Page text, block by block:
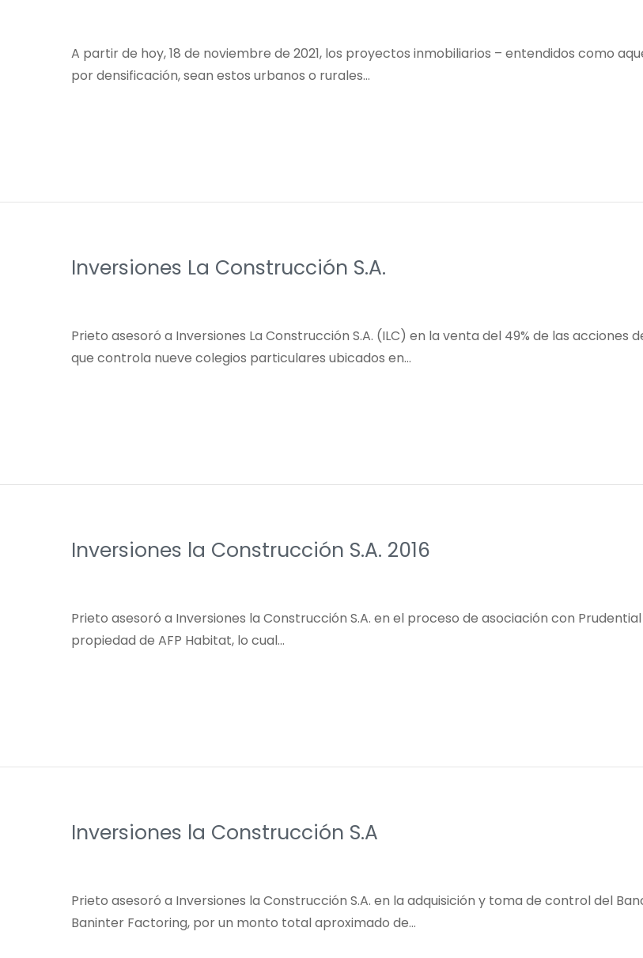
A partir de hoy, 18 de noviembre de 2021, los proyectos inmobiliarios – entendidos como
por densificación, sean estos urbanos o rurales…
Inversiones La Construcción S.A.
Prieto asesoró a Inversiones La Construcción S.A. (ILC) en la venta del 49% de las acciones
que controla nueve colegios particulares ubicados en…
Inversiones la Construcción S.A. 2016
Prieto asesoró a Inversiones la Construcción S.A. en el proceso de asociación con
propiedad de AFP Habitat, lo cual…
Inversiones la Construcción S.A
Prieto asesoró a Inversiones la Construcción S.A. en la adquisición y toma de control del
Baninter Factoring, por un monto total aproximado de…